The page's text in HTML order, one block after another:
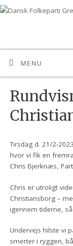
MENU
Tirsdag d. 21/2-
hvor vi fik en
Chris Bjerknæs,
Chris er utroligt
Christiansborg –
igennem tiderne,
Undervejs hilste vi
smerter i ryggen,